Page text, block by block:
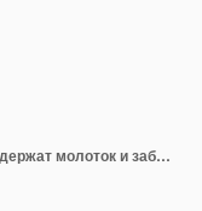
Молоток для гвоздей Мужские руки держат молоток и забивают гвозди Рука с молотком забивает гвозди Руки с молотком и гвоздем Забивают гвозди только руками